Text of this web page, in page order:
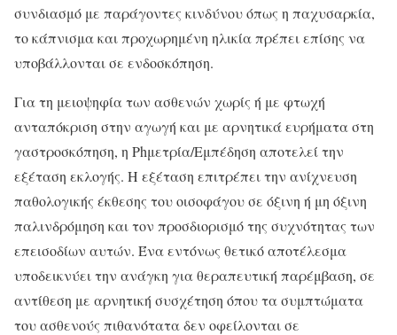
συνδιασμό με παράγοντες κινδύνου όπως η παχυσαρκία,
το κάπνισμα και προχωρημένη ηλικία πρέπει επίσης να
υποβάλλονται σε ενδοσκόπηση.
Για τη μειοψηφία των ασθενών χωρίς ή με φτωχή
ανταπόκριση στην αγωγή και με αρνητικά ευρήματα στη
γαστροσκόπηση, η Phμετρία/Εμπέδηση αποτελεί την
εξέταση εκλογής. Η εξέταση επιτρέπει την ανίχνευση
παθολογικής έκθεσης του οισοφάγου σε όξινη ή μη όξινη
παλινδρόμηση και τον προσδιορισμό της συχνότητας των
επεισοδίων αυτών. Ένα εντόνως θετικό αποτέλεσμα
υποδεικνύει την ανάγκη για θεραπευτική παρέμβαση, σε
αντίθεση με αρνητική συσχέτηση όπου τα συμπτώματα
του ασθενούς πιθανότατα δεν οφείλονται σε